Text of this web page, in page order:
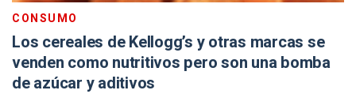
CONSUMO
Los cereales de Kellogg’s y otras marcas se
venden como nutritivos pero son una bomba
de azúcar y aditivos